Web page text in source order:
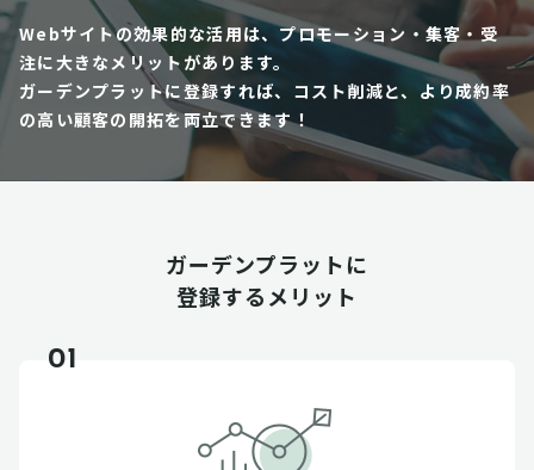
Webサイトの効果的な活用は、プロモーション・集客・受
注に大きなメリットがあります。
ガーデンプラットに登録すれば、コスト削減と、より成約率
の高い顧客の開拓を両立できます！
ガーデンプラットに
登録するメリット
01